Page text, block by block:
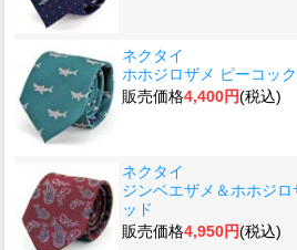
ネクタイ
ホホジロザメ ピーコッ
販売価格4,400円(税込)
ネクタイ
ジンベエザメ＆ホホジ
ッド
販売価格4,950円(税込)